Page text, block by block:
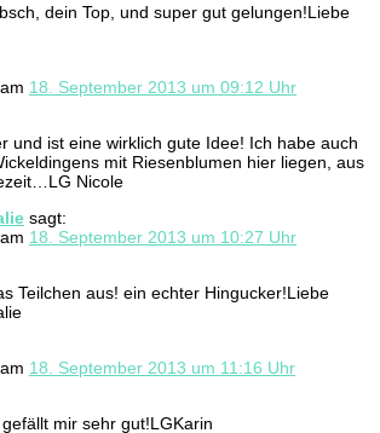
dein Top, und super gut gelungen!Liebe
18. September 2013 um 09:12 Uhr
und ist eine wirklich gute Idee! Ich habe auch
mit Riesenblumen hier liegen, aus
Nicole
sagt:
18. September 2013 um 10:27 Uhr
Teilchen aus! ein echter Hingucker!Liebe
18. September 2013 um 11:16 Uhr
mir sehr gut!LGKarin